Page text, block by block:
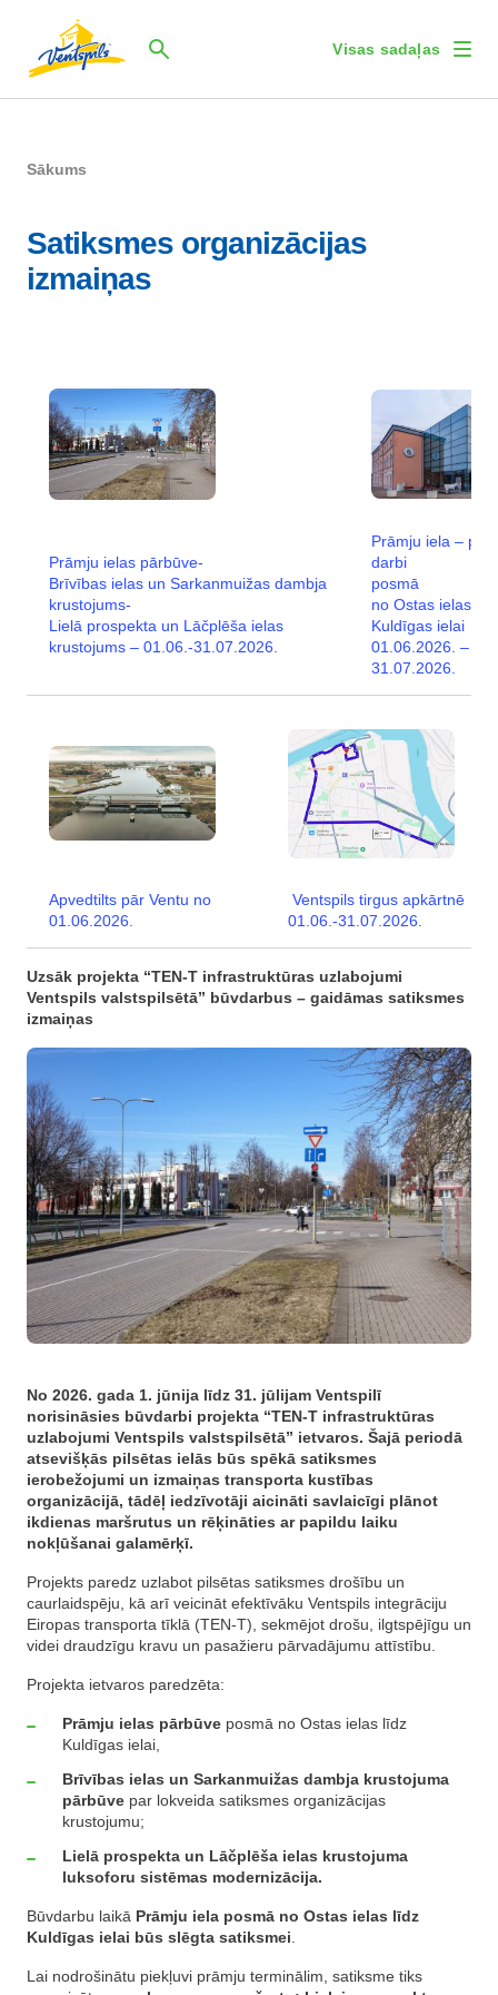
Visas sadaļas
Sākums
Satiksmes organizācijas
izmaiņas
Prāmju ielas pārbūve-
Brīvības ielas un Sarkanmuižas dambja
krustojums-
Lielā prospekta un Lāčplēša ielas
krustojums – 01.06.-31.07.2026.
Prāmju iela –
darbi
posmā
no Ostas ielas
Kuldīgas ielai
01.06.2026. –
31.07.2026.
Apvedtilts pār Ventu no
01.06.2026.
Ventspils tirgus apkārtnē
01.06.-31.07.2026.
Uzsāk projekta “TEN-T infrastruktūras uzlabojumi
Ventspils valstspilsētā” būvdarbus – gaidāmas satiksmes
izmaiņas
No 2026. gada 1. jūnija līdz 31. jūlijam Ventspilī
norisināsies būvdarbi projekta “TEN-T infrastruktūras
uzlabojumi Ventspils valstspilsētā” ietvaros. Šajā periodā
atsevišķās pilsētas ielās būs spēkā satiksmes
ierobežojumi un izmaiņas transporta kustības
organizācijā, tādēļ iedzīvotāji aicināti savlaicīgi plānot
ikdienas maršrutus un rēķināties ar papildu laiku
nokļūšanai galamērķī.
Projekts paredz uzlabot pilsētas satiksmes drošību un
caurlaidspēju, kā arī veicināt efektīvāku Ventspils integrāciju
Eiropas transporta tīklā (TEN-T), sekmējot drošu, ilgtspējīgu un
videi draudzīgu kravu un pasažieru pārvadājumu attīstību.
Projekta ietvaros paredzēta:
Prāmju ielas pārbūve posmā no Ostas ielas līdz
Kuldīgas ielai,
Brīvības ielas un Sarkanmuižas dambja krustojuma
pārbūve par lokveida satiksmes organizācijas
krustojumu;
Lielā prospekta un Lāčplēša ielas krustojuma
luksoforu sistēmas modernizācija.
Būvdarbu laikā Prāmju iela posmā no Ostas ielas līdz
Kuldīgas ielai būs slēgta satiksmei.
Lai nodrošinātu piekļuvi prāmju terminālim, satiksme tiks